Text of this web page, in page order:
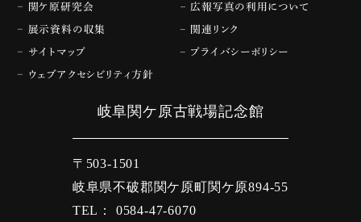
関ケ原研究会 広報写真の利用について
展示資料の収集 関連リンク
サイトマップ プライバシーポリシー
ウェブアクセシビリティ方針
岐阜関ケ原古戦場記念館
〒503-1501
岐阜県不破郡関ケ原町関ケ原894-55
TEL： 0584-47-6070